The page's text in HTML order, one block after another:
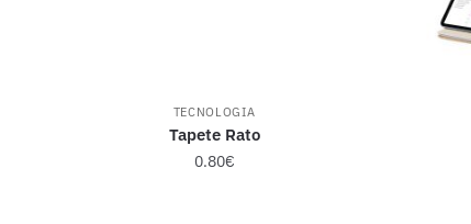
TECNOLOGIA
Tapete Rato
0.80€